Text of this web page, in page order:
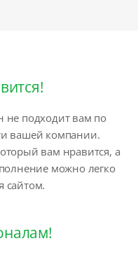
не подходит вам по
вашей компании.
вам нравится, а
можно легко
сайтом.